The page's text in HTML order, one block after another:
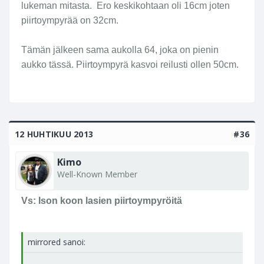
lukeman mitasta. Ero keskikohtaan oli 16cm joten
piirtoympyrää on 32cm.
Tämän jälkeen sama aukolla 64, joka on pienin
aukko tässä. Piirtoympyrä kasvoi reilusti ollen 50cm.
12 HUHTIKUU 2013 #36
Kimo
Well-Known Member
Vs: Ison koon lasien piirtoympyröitä
mirrored sanoi: